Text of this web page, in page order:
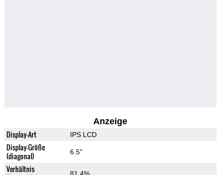
Anzeige
Display-Art IPS LCD
Display-Größe
(diagonal)
6.5"
Verhältnis